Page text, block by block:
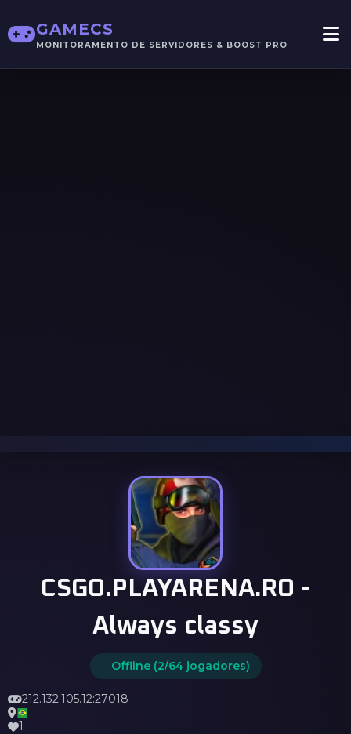
GAMECS
MONITORAMENTO DE SERVIDORES & BOOST PRO
CSGO.PLAYARENA.RO -
Always classy
Offline (2/64 jogadores)
212.132.105.12:27018
1